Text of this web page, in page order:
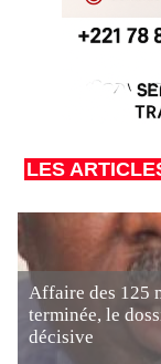
LES
Affaire des 125
terminée, le
décisive